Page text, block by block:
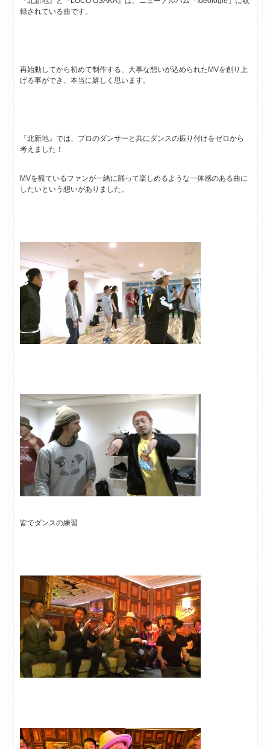
録されている曲です。
再始動してから初めて制作する、大事な想いが込められたMVを創り上
げる事ができ、本当に嬉しく思います。
『北新地』では、プロのダンサーと共にダンスの振り付けをゼロから
考えました！
MVを観ているファンが一緒に踊って楽しめるような一体感のある曲に
したいという想いがありました。
皆でダンスの練習